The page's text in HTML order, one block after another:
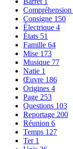
Compréhension
Consigne 150
Électrique 4
États 51
Famille 64
Mise 173
Musique 77
Natie 1
Œuvre 186
Origines 4
Page 253
Questions 103
Reportage 200
Réunion 6
Temps 127
Ter 1